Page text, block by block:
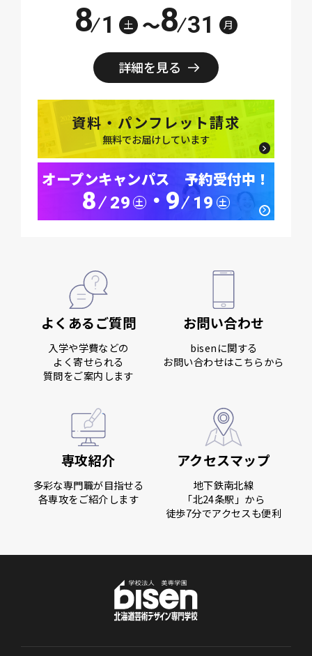
8 1 土 ～8 31 月
詳細を見る
資料・パンフレット請求
無料でお届けしています
オープンキャンパス 予約受付中！
8 29 土 ･ 9 19 土
よくあるご質問
入学や学費などの
よく寄せられる
質問をご案内します
お問い合わせ
bisenに関する
お問い合わせはこちらから
専攻紹介
多彩な専門職が目指せる
各専攻をご紹介します
アクセスマップ
地下鉄南北線
「北24条駅」から
徒歩7分でアクセスも便利